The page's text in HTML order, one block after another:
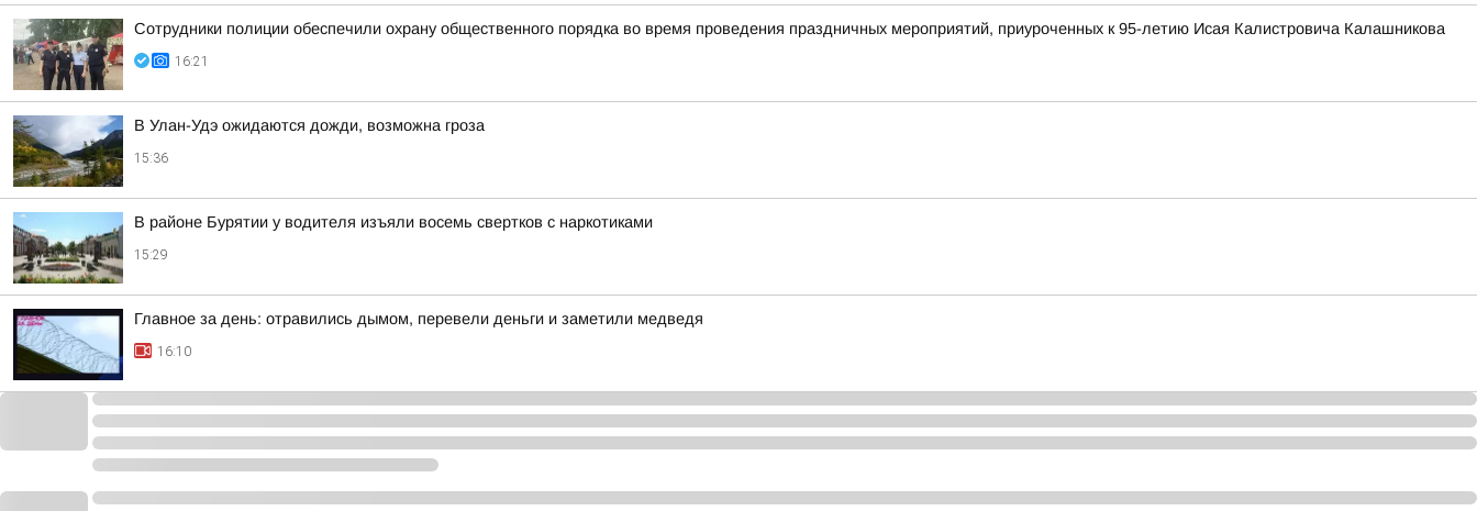
Сотрудники полиции обеспечили охрану общественного порядка во время проведения праздничных мероприятий, приуроченных к 95-летию Исая Калистровича Калашникова
16:21
В Улан-Удэ ожидаются дожди, возможна гроза
15:36
В районе Бурятии у водителя изъяли восемь свертков с наркотиками
15:29
Главное за день: отравились дымом, перевели деньги и заметили медведя
16:10